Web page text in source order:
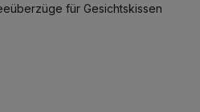
für Gesichtskissen